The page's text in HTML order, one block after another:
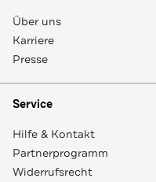
Über uns
Karriere
Presse
Service
Hilfe & Kontakt
Partnerprogramm
Widerrufsrecht